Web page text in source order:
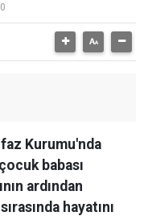
Kurumu'nda
babası
ardından
hayatını